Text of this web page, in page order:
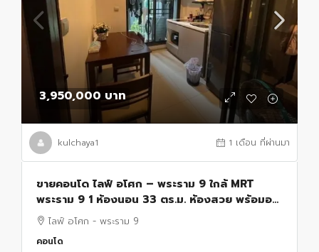
3,950,000 บาท
kulchaya1 1 เดือน ที่ผ่านมา
ขายคอนโด ไลฟ์ อโศก – พระราม 9 ใกล้ MRT
พระราม 9 1 ห้องนอน 33 ตร.ม. ห้องสวย พร้อมอยู่
เหมาะลงทุน
ไลฟ์ อโศก - พระราม 9
คอนโด